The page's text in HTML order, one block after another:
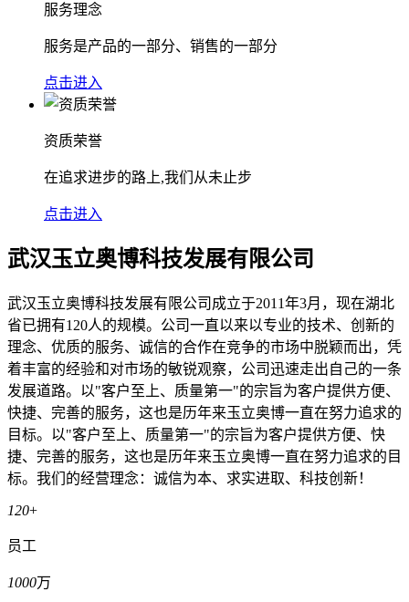
服务理念
服务是产品的一部分、销售的一部分
点击进入
资质荣誉
在追求进步的路上,我们从未止步
点击进入
武汉玉立奥博科技发展有限公司
武汉玉立奥博科技发展有限公司成立于2011年3月，现在湖北
省已拥有120人的规模。公司一直以来以专业的技术、创新的
理念、优质的服务、诚信的合作在竞争的市场中脱颖而出，凭
着丰富的经验和对市场的敏锐观察，公司迅速走出自己的一条
发展道路。以"客户至上、质量第一"的宗旨为客户提供方便、
快捷、完善的服务，这也是历年来玉立奥博一直在努力追求的
目标。以"客户至上、质量第一"的宗旨为客户提供方便、快
捷、完善的服务，这也是历年来玉立奥博一直在努力追求的目
标。我们的经营理念：诚信为本、求实进取、科技创新！
120+
员工
1000万